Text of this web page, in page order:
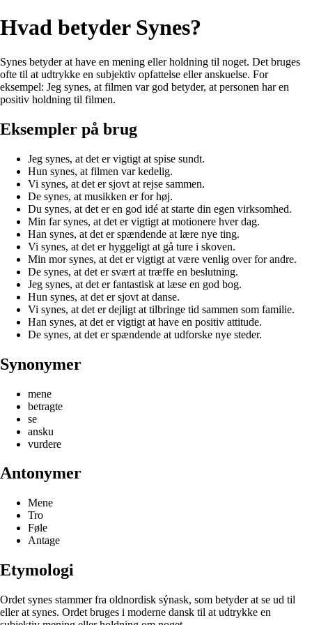
Hvad betyder Synes?
Synes betyder at have en mening eller holdning til noget. Det bruges
ofte til at udtrykke en subjektiv opfattelse eller anskuelse. For
eksempel: Jeg synes, at filmen var god betyder, at personen har en
positiv holdning til filmen.
Eksempler på brug
Jeg synes, at det er vigtigt at spise sundt.
Hun synes, at filmen var kedelig.
Vi synes, at det er sjovt at rejse sammen.
De synes, at musikken er for høj.
Du synes, at det er en god idé at starte din egen virksomhed.
Min far synes, at det er vigtigt at motionere hver dag.
Han synes, at det er spændende at lære nye ting.
Vi synes, at det er hyggeligt at gå ture i skoven.
Min mor synes, at det er vigtigt at være venlig over for andre.
De synes, at det er svært at træffe en beslutning.
Jeg synes, at det er fantastisk at læse en god bog.
Hun synes, at det er sjovt at danse.
Vi synes, at det er dejligt at tilbringe tid sammen som familie.
Han synes, at det er vigtigt at have en positiv attitude.
De synes, at det er spændende at udforske nye steder.
Synonymer
mene
betragte
se
ansku
vurdere
Antonymer
Mene
Tro
Føle
Antage
Etymologi
Ordet synes stammer fra oldnordisk sýnask, som betyder at se ud til
eller at synes. Ordet bruges i moderne dansk til at udtrykke en